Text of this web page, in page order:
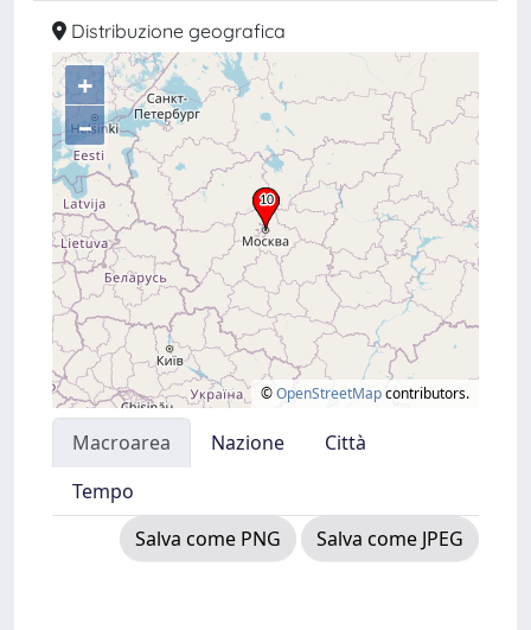
Distribuzione geografica
+
–
©OpenStreetMapcontributors.
Macroarea Nazione
Città
Tempo
Salva come PNG
Salva come JPEG